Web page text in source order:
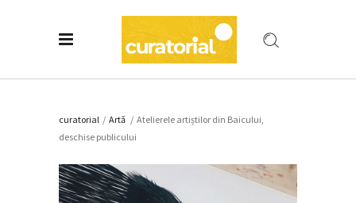
curatorial / Artǎ / Atelierele artiștilor din Baicului,
deschise publicului